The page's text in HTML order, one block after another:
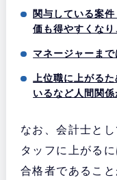
関与している案
価も得やすくなり
マネージャーま
上位職に上がる
いるなど人間関
なお、会計士と
タッフに上がる
合格者であるこ